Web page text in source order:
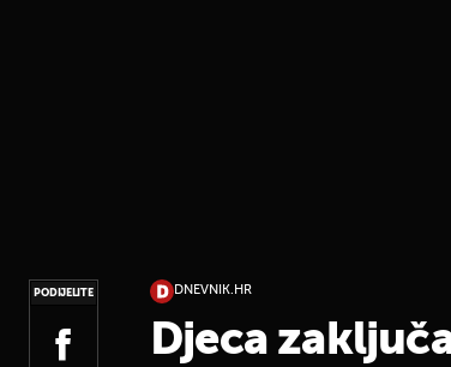
PODIJELITE DNEVNIK.HR
Djeca